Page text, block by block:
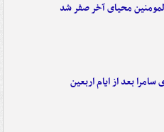
محیای آخر صفر شد
بعد از ایام اربعین